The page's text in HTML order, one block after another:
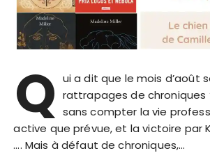
Q ui a dit que le mois d’août
rattrapages de chroniques
sans compter la vie
active que prévue, et la victoire par
…. Mais à défaut de chroniques,…